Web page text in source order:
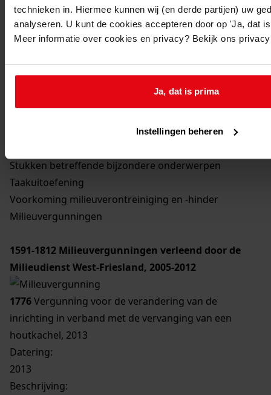
technieken in. Hiermee kunnen wij (en derde partijen) uw
analyseren. U kunt de cookies accepteren door op 'Ja, dat
Meer informatie over cookies en privacy? Bekijk ons
Ja, dat is prima
Instellingen beheren
duurzaam webadres
Stukken betreffende bijzondere onderwerpen
Taakuitoefening
Voorkoming milieuverontreiniging en -hinder
Milieuvergunningen
1591-1812 Milieuvergunningen verleend door de
Milieudienst West-Friesland, 2005-2012
1776Vergunning voor de verandering van de
inrichting in verband met de vervanging van een
houtkachel, 2013
Datering:
2013
Beschrijving: